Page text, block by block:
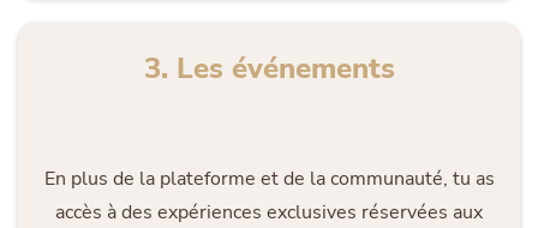
3. Les événements
En plus de la plateforme et de la communauté, tu as
accès à des expériences exclusives réservées aux